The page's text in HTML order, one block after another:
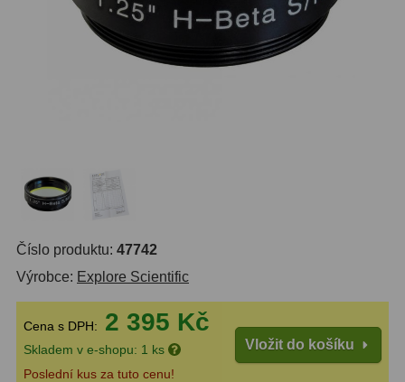
Do 6000 Kč37
Do 10000 Kč40
SWA (62°-78°) 86
UWA (80°-98°) 22
XWA (100°-120°)17
Planetární 31
ZOOM 12
Číslo produktu: 47742
Výrobce: Explore Scientific
Cena s DPH: 2 395 Kč
Skladem v e-shopu: 1 ks Vložit do košíku
Poslední kus za tuto cenu!